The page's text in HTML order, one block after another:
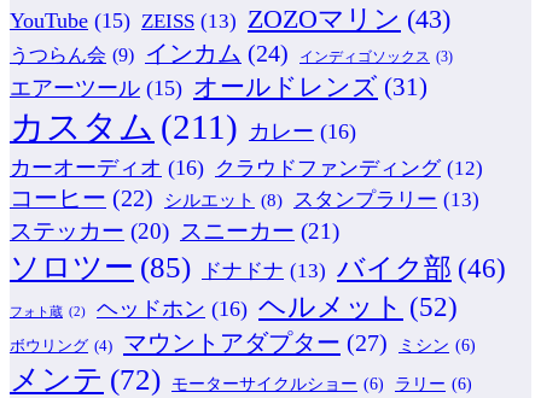
YouTube (15) ZEISS (13) ZOZOマリン (43)
うつらん会 (9) インカム (24) インディゴソックス (3)
エアーツール (15) オールドレンズ (31)
カスタム (211) カレー (16)
カーオーディオ (16) クラウドファンディング (12)
コーヒー (22) シルエット (8) スタンプラリー (13)
ステッカー (20) スニーカー (21)
ソロツー (85) ドナドナ (13) バイク部 (46)
フォト蔵 (2) ヘッドホン (16) ヘルメット (52)
ボウリング (4) マウントアダプター (27) ミシン (6)
メンテ (72) モーターサイクルショー (6) ラリー (6)